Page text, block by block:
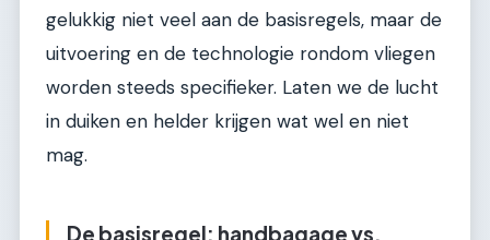
gelukkig niet veel aan de basisregels, maar de
uitvoering en de technologie rondom vliegen
worden steeds specifieker. Laten we de lucht
in duiken en helder krijgen wat wel en niet
mag.
De basisregel: handbagage vs.